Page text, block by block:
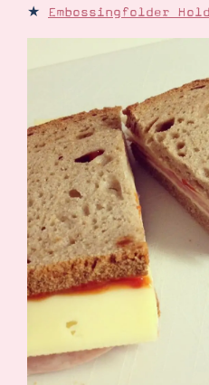
★ Embossingfolder